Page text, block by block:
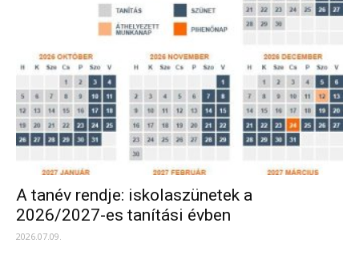
A tanév rendje: iskolaszünetek a
2026/2027-es tanítási évben
2026.07.09.